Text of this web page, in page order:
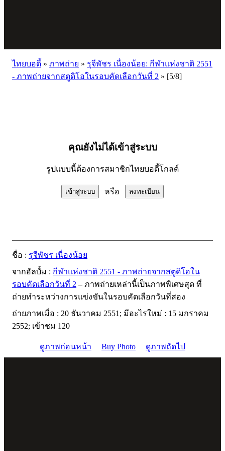
ไทยบอดี้ » ภาพถ่าย » รุจีพัชร เนื่องน้อย: กีฬาแห่งชาติ 2551
- ภาพถ่ายจากสตูดิโอในรอบคัดเลือกวันที่ 2 » [5/8]
คุณยังไม่ได้เข้าสู่ระบบ
รูปแบบนี้ต้องการสมาชิกไทยบอดี้โกลด์
หรือ
ชื่อ : รุจีพัชร เนื่องน้อย
จากอัลบั้ม : กีฬาแห่งชาติ 2551 - ภาพถ่ายจากสตูดิโอใน
รอบคัดเลือกวันที่ 2 – ภาพถ่ายเหล่านี้เป็นภาพพิเศษสุด ที่
ถ่ายทำระหว่างการแข่งขันในรอบคัดเลือกวันที่สอง
ถ่ายภาพเมื่อ : 20 ธันวาคม 2551; มีอะไรใหม่ : 15 มกราคม
2552; เข้าชม 120
ดูภาพก่อนหน้า Buy Photo ดูภาพถัดไป